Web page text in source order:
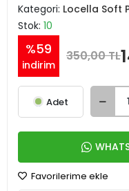
Kategori: Locella Soft
Stok: 10
%59
indirim
350,00 TL
Adet
Favorilerime ekle